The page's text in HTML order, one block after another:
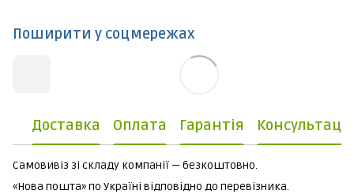
Поширити у соцмережах
Доставка Оплата Гарантія
Самовивіз зі складу компанії — безкоштовно.
«Нова пошта» по Україні відповідно до перевізника.